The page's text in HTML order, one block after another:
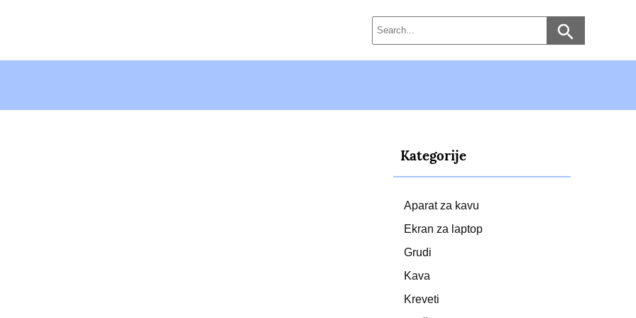
Kategorije
Aparat za kavu
Ekran za laptop
Grudi
Kava
Kreveti